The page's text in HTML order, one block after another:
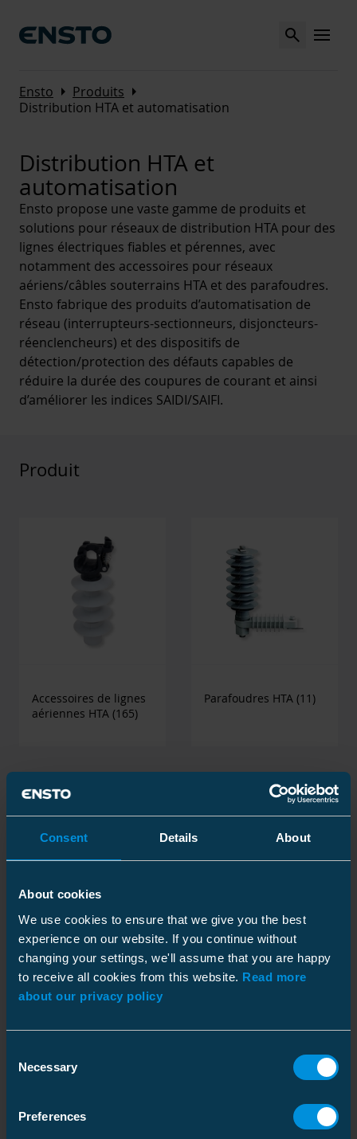
Consent Details About
About cookies
We use cookies to ensure that we give you the best
experience on our website. If you continue without
changing your settings, we'll assume that you are happy
to receive all cookies from this website. Read more
about our privacy policy
Selection
Necessary
Preferences
Search MENU
Ensto Arrow_right Produits Arrow_right
Distribution HTA et automatisation
Distribution HTA et
automatisation
Ensto propose une vaste gamme de produits et
solutions pour réseaux de distribution HTA pour des
lignes électriques fiables et pérennes, avec
notamment des accessoires pour réseaux
aériens/câbles souterrains HTA et des parafoudres.
Ensto fabrique des produits d’automatisation de
réseau (interrupteurs-sectionneurs, disjoncteurs-
réenclencheurs) et des dispositifs de
détection/protection des défauts capables de
réduire la durée des coupures de courant et ainsi
d’améliorer les indices SAIDI/SAIFI.
Produit
Accessoires de lignes
aériennes HTA (165)
Parafoudres HTA (11)
Interrupteurs
sectionneurs de lignes
aériennes(5)
Interrupteurs aériens
à coupure dans l'air